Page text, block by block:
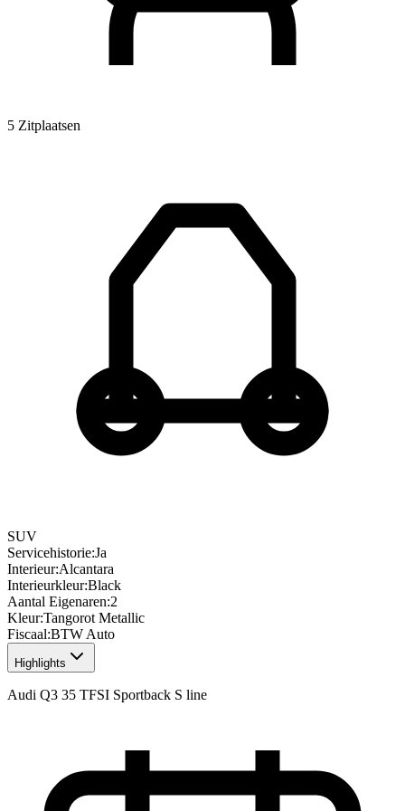
5 Zitplaatsen
SUV
Servicehistorie:Ja
Interieur:Alcantara
Interieurkleur:Black
Aantal Eigenaren:2
Kleur:Tangorot Metallic
Fiscaal:BTW Auto
Highlights
Audi Q3 35 TFSI Sportback S line